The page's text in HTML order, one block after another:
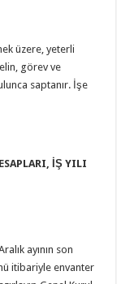
üzere, yeterli
görev ve
saptanır. İşe
İŞ YILI
ayının son
itibariyle envanter